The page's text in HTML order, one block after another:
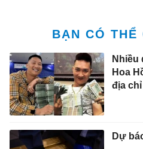
BẠN CÓ THỂ
Nhiều
Hoa
địa
Dự